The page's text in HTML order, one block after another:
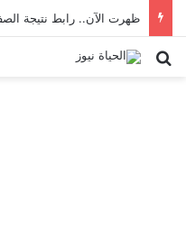
بحث عن